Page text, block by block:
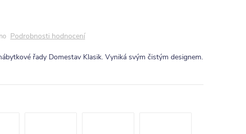
Podrobnosti hodnocení
řady Domestav Klasik. Vyniká svým čistým designem.